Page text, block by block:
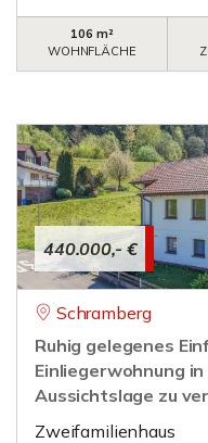
106 m²
WOHNFLÄCHE
440.000,- €
Schramberg
Ruhig gelegenes
Einliegerwohnung
Aussichtslage zu
Zweifamilienhaus